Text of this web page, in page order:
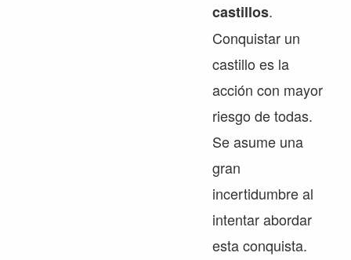
castillos.
Conquistar un
castillo es la
acción con mayor
riesgo de todas.
Se asume una
gran
incertidumbre al
intentar abordar
esta conquista.